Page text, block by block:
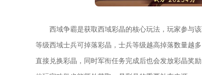
西域争霸是获取西域彩晶的核心玩法，玩家参与
等级西域士兵可掉落彩晶，士兵等级越高掉落数量越
直接兑换彩晶，同时军衔任务完成后也会发放彩晶奖